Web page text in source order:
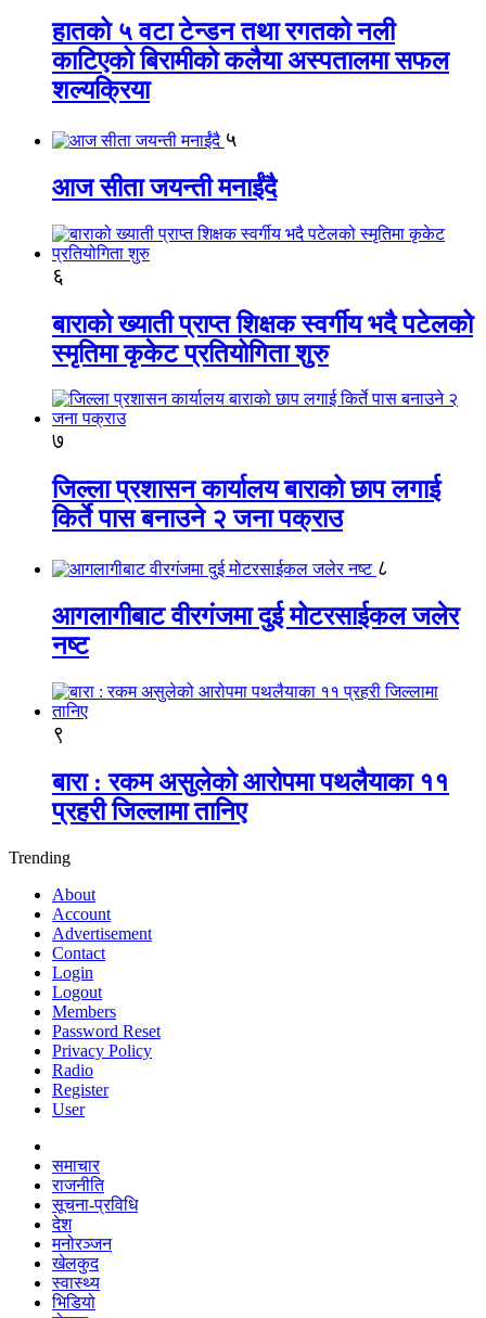
हातको ५ वटा टेन्डन तथा रगतको नली
काटिएको बिरामीको कलैया अस्पतालमा सफल
शल्यक्रिया
५
आज सीता जयन्ती मनाईंदै
६
बाराको ख्याती प्राप्त शिक्षक स्वर्गीय भदै पटेलको
स्मृतिमा कृकेट प्रतियोगिता शुरु
७
जिल्ला प्रशासन कार्यालय बाराको छाप लगाई
किर्ते पास बनाउने २ जना पक्राउ
८
आगलागीबाट वीरगंजमा दुई मोटरसाईकल जलेर
नष्ट
९
बारा : रकम असुलेको आरोपमा पथलैयाका ११
प्रहरी जिल्लामा तानिए
Trending
About
Account
Advertisement
Contact
Login
Logout
Members
Password Reset
Privacy Policy
Radio
Register
User
समाचार
राजनीति
सूचना-प्रविधि
देश
मनोरञ्जन
खेलकुद
स्वास्थ्य
भिडियो